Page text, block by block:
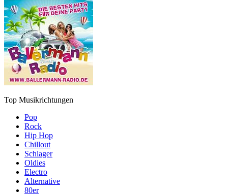
Top Musikrichtungen
Pop
Rock
Hip Hop
Chillout
Schlager
Oldies
Electro
Alternative
80er